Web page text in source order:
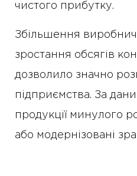
чистого прибутку.
Збільшення
зростання обсягів
дозволило значно
підприємства. За
продукції минулого
або модернізовані